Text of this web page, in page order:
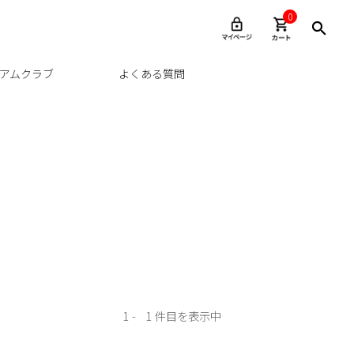
0
ムクラブ よくある質問
1 1